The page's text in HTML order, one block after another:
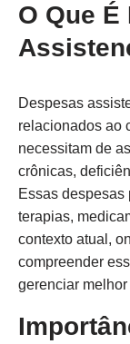
O Que É
Despesas
relacionados ao
necessitam de
crônicas,
Essas despesas
terapias,
contexto atual,
compreender
gerenciar